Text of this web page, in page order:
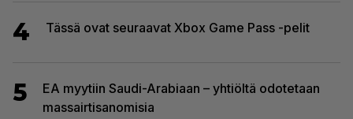
4 Tässä ovat seuraavat Xbox Game Pass -pelit
5
EA myytiin Saudi-Arabiaan – yhtiöltä odotetaan
massairtisanomisia